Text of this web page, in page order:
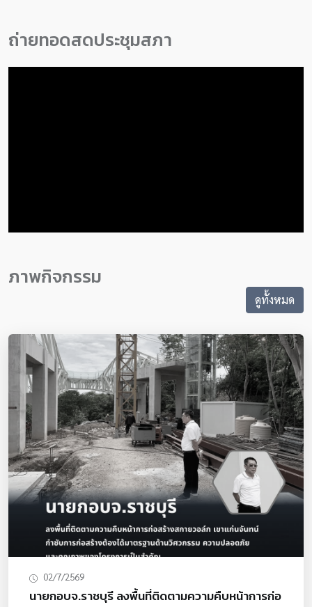
ถ่ายทอดสดประชุมสภา
ภาพกิจกรรม
ดูทั้งหมด
02/7/2569
นายกอบจ.ราชบุรี ลงพื้นที่ติดตามความคืบหน้าการก่อ